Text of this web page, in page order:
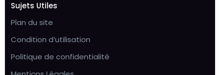
Sujets Utiles
Plan du site
Condition d’utilisation
Politique de confidentialité